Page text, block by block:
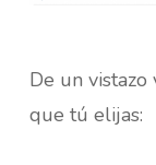
De un
que tú elijas: